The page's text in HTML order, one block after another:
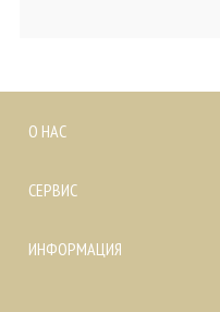
О НАС
СЕРВИС
ИНФОРМАЦИЯ